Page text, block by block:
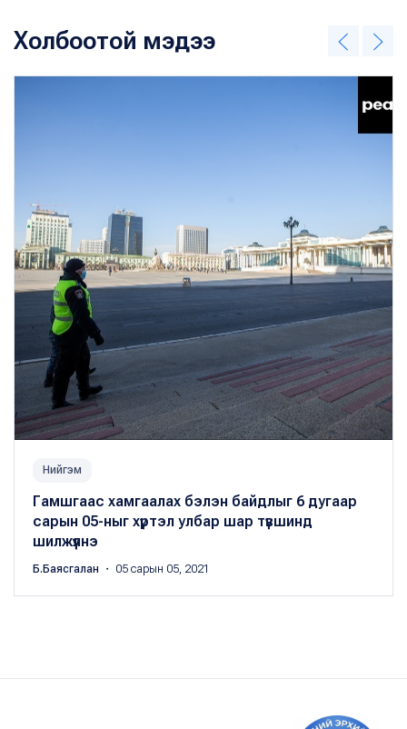
Холбоотой мэдээ
Нийгэм
Гамшгаас хамгаалах бэлэн байдлыг 6 дугаар
сарын 05-ныг хүртэл улбар шар түвшинд
шилжүүлнэ
Б.Баясгалан ・ 05 сарын 05, 2021